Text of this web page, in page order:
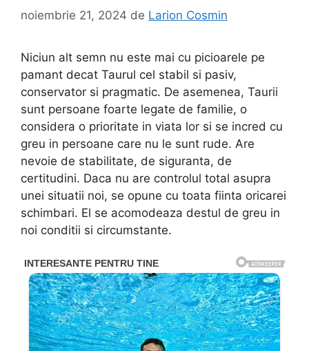
noiembrie 21, 2024 de Larion Cosmin
Niciun alt semn nu este mai cu picioarele pe
pamant decat Taurul cel stabil si pasiv,
conservator si pragmatic. De asemenea, Taurii
sunt persoane foarte legate de familie, o
considera o prioritate in viata lor si se incred cu
greu in persoane care nu le sunt rude. Are
nevoie de stabilitate, de siguranta, de
certitudini. Daca nu are controlul total asupra
unei situatii noi, se opune cu toata fiinta oricarei
schimbari. El se acomodeaza destul de greu in
noi conditii si circumstante.